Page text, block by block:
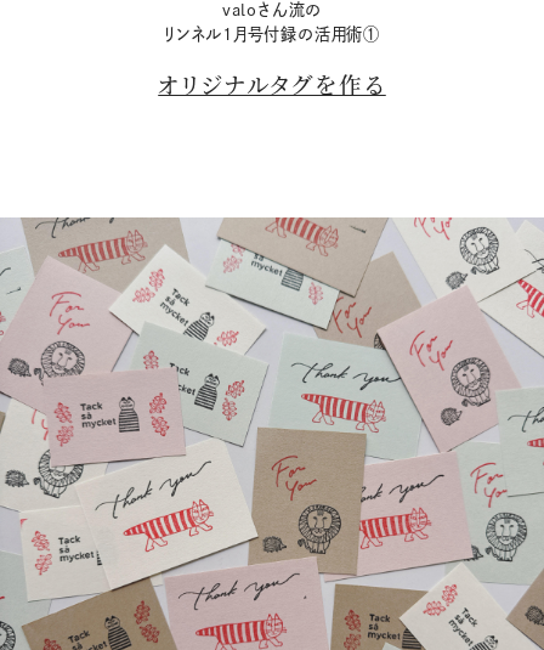
valoさん流の
リンネル1月号付録の活用術①
オリジナルタグを作る